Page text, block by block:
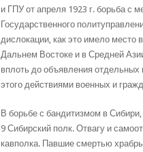
и ГПУ от апреля 1923 г. борьба с
Государственного
дислокации, как это имело место
Дальнем Востоке и в Средней
вплоть до объявления
этого действиями военных и
В борьбе с бандитизмом в
9 Сибирский полк. Отвагу и
кавполка. Павшие смертью